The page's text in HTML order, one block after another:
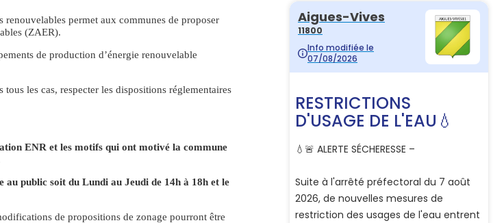
permet aux communes de proposer
(ZAER).
de production d’énergie renouvelable
les cas, respecter les dispositions réglementaires
ENR et les motifs qui ont motivé la commune
public soit du Lundi au Jeudi de 14h à 18h et le
de propositions de zonage pourront être